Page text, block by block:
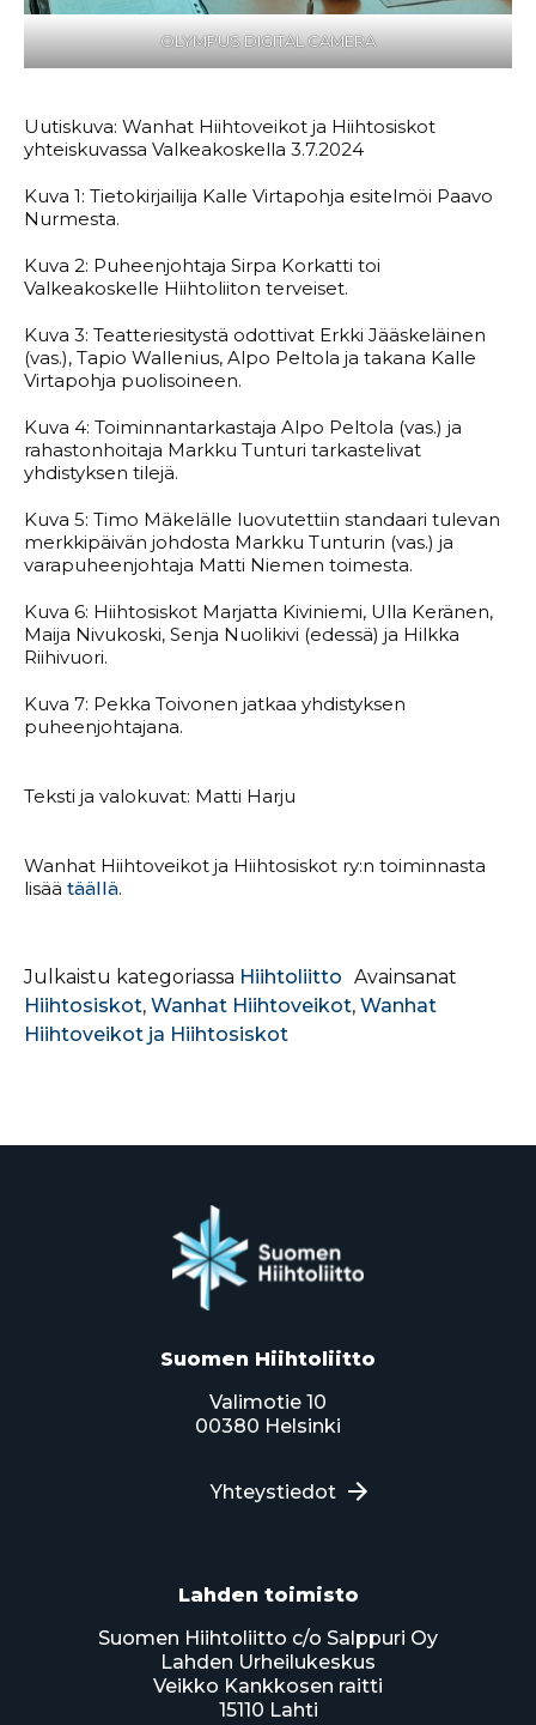
OLYMPUS DIGITAL CAMERA
Uutiskuva: Wanhat Hiihtoveikot ja Hiihtosiskot
yhteiskuvassa Valkeakoskella 3.7.2024
Kuva 1: Tietokirjailija Kalle Virtapohja esitelmöi Paavo
Nurmesta.
Kuva 2: Puheenjohtaja Sirpa Korkatti toi
Valkeakoskelle Hiihtoliiton terveiset.
Kuva 3: Teatteriesitystä odottivat Erkki Jääskeläinen
(vas.), Tapio Wallenius, Alpo Peltola ja takana Kalle
Virtapohja puolisoineen.
Kuva 4: Toiminnantarkastaja Alpo Peltola (vas.) ja
rahastonhoitaja Markku Tunturi tarkastelivat
yhdistyksen tilejä.
Kuva 5: Timo Mäkelälle luovutettiin standaari tulevan
merkkipäivän johdosta Markku Tunturin (vas.) ja
varapuheenjohtaja Matti Niemen toimesta.
Kuva 6: Hiihtosiskot Marjatta Kiviniemi, Ulla Keränen,
Maija Nivukoski, Senja Nuolikivi (edessä) ja Hilkka
Riihivuori.
Kuva 7: Pekka Toivonen jatkaa yhdistyksen
puheenjohtajana.
Teksti ja valokuvat: Matti Harju
Wanhat Hiihtoveikot ja Hiihtosiskot ry:n toiminnasta
lisää täällä.
Julkaistu kategoriassa Hiihtoliitto Avainsanat
Hiihtosiskot, Wanhat Hiihtoveikot, Wanhat
Hiihtoveikot ja Hiihtosiskot
Suomen Hiihtoliitto
Valimotie 10
00380 Helsinki
Yhteystiedot
Lahden toimisto
Suomen Hiihtoliitto c/o Salppuri Oy
Lahden Urheilukeskus
Veikko Kankkosen raitti
15110 Lahti